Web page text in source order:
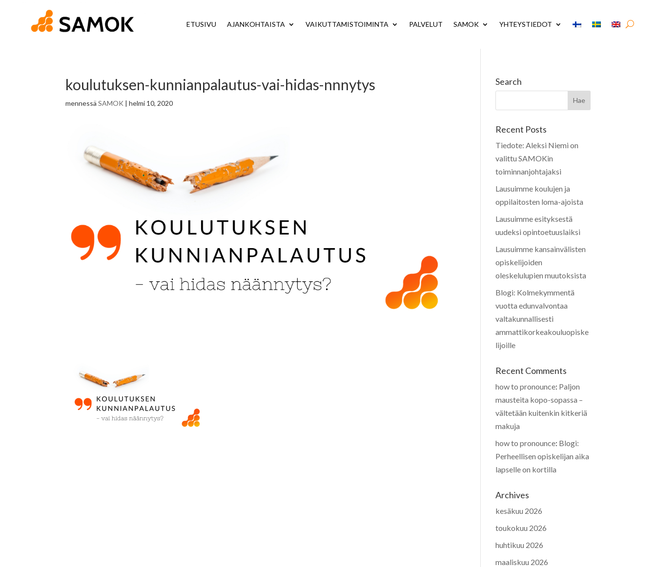
ETUSIVU AJANKOHTAISTA VAIKUTTAMISTOIMINTA PALVELUT SAMOK YHTEYSTIEDOT
koulutuksen-kunnianpalautus-vai-hidas-nnnytys
mennessäSAMOK |helmi 10, 2020
Search
Recent Posts
Tiedote: Aleksi Niemi on
valittu SAMOKin
toiminnanjohtajaksi
Lausuimme koulujen ja
oppilaitosten loma-ajoista
Lausuimme esityksestä
uudeksi opintoetuuslaiksi
Lausuimme kansainvälisten
opiskelijoiden
oleskelulupien muutoksista
Blogi: Kolmekymmentä
vuotta edunvalvontaa
valtakunnallisesti
ammattikorkeakouluopiske
lijoille
Recent Comments
how to pronounce: Paljon
mausteita kopo-sopassa –
vältetään kuitenkin kitkeriä
makuja
how to pronounce: Blogi:
Perheellisen opiskelijan aika
lapselle on kortilla
Archives
kesäkuu 2026
toukokuu 2026
huhtikuu 2026
maaliskuu 2026